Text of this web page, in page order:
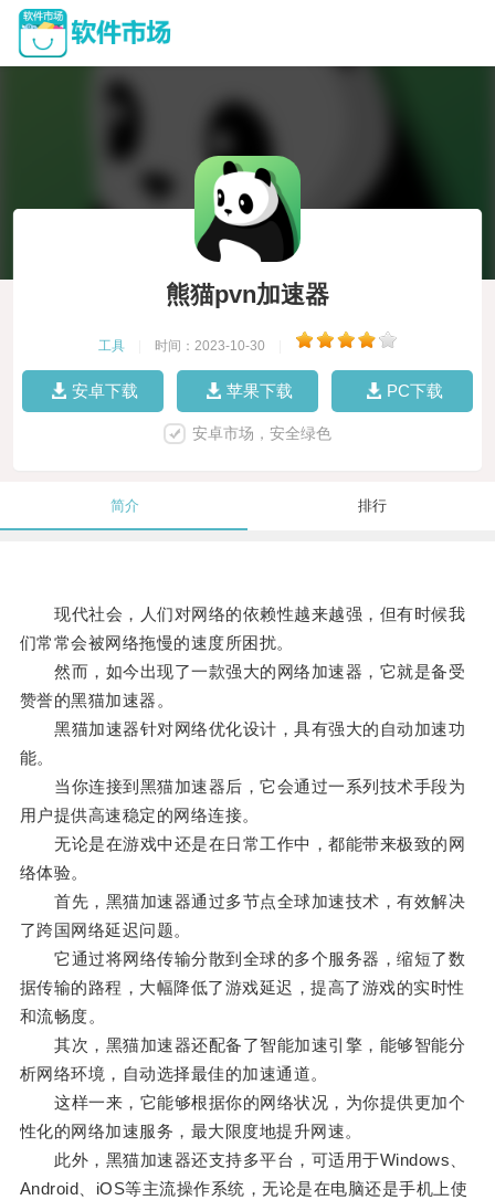
熊猫pvn加速器
工具 时间：2023-10-30
安卓下载 苹果下载 PC下载
安卓市场，安全绿色
简介 排行
现代社会，人们对网络的依赖性越来越强，但有时候我
们常常会被网络拖慢的速度所困扰。
然而，如今出现了一款强大的网络加速器，它就是备受
赞誉的黑猫加速器。
黑猫加速器针对网络优化设计，具有强大的自动加速功
能。
当你连接到黑猫加速器后，它会通过一系列技术手段为
用户提供高速稳定的网络连接。
无论是在游戏中还是在日常工作中，都能带来极致的网
络体验。
首先，黑猫加速器通过多节点全球加速技术，有效解决
了跨国网络延迟问题。
它通过将网络传输分散到全球的多个服务器，缩短了数
据传输的路程，大幅降低了游戏延迟，提高了游戏的实时性
和流畅度。
其次，黑猫加速器还配备了智能加速引擎，能够智能分
析网络环境，自动选择最佳的加速通道。
这样一来，它能够根据你的网络状况，为你提供更加个
性化的网络加速服务，最大限度地提升网速。
此外，黑猫加速器还支持多平台，可适用于Windows、
Android、iOS等主流操作系统，无论是在电脑还是手机上使